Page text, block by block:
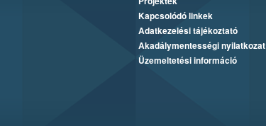
Kapcsolódó linkek
Adatkezelési tájékoztató
Akadálymentességi nyilatkozat
Üzemeltetési információ